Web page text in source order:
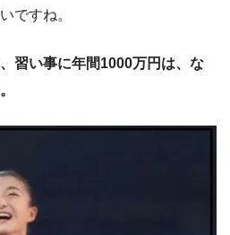
ですね。
習い事に年間1000万円は、な